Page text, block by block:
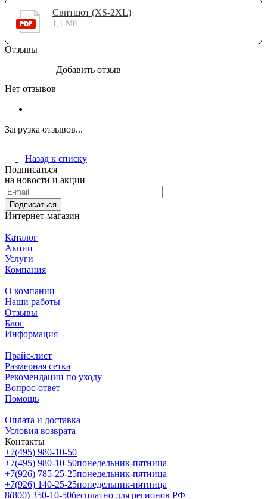
Свитшот (XS-2XL)
1,1 Мб
Отзывы
Загрузка отзывов...
Нет отзывов
Добавить отзыв
Назад к списку
Подписаться
на новости и акции
Подписаться
Интернет-магазин
Каталог
Акции
Услуги
Компания
О компании
Наши работы
Отзывы
Блог
Информация
Прайс-лист
Размерная сетка
Рекомендации по уходу
Вопрос-ответ
Помощь
Оплата и доставка
Условия возврата
Контакты
+7(495) 980-10-50
+7(495) 980-10-50понедельник-пятница
+7(926) 785-25-25понедельник-пятница
+7(926) 140-25-25понедельник-пятница
8(800) 350-10-50бесплатно для регионов РФ